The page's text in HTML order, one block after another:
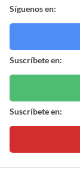
Síguenos en:
Suscríbete en:
Suscríbete en: